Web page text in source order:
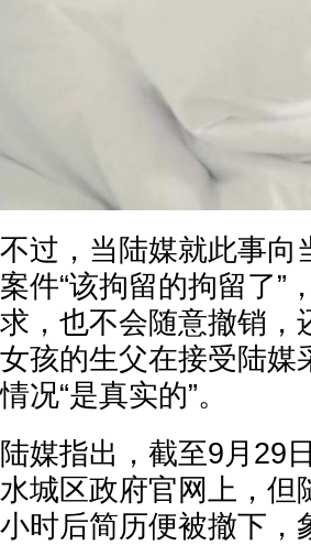
不过，当陆媒就此事向
案件“该拘留的拘留了”
求，也不会随意撤销，
女孩的生父在接受陆媒
情况“是真实的”。
陆媒指出，截至9月29
水城区政府官网上，但
小时后简历便被撤下，